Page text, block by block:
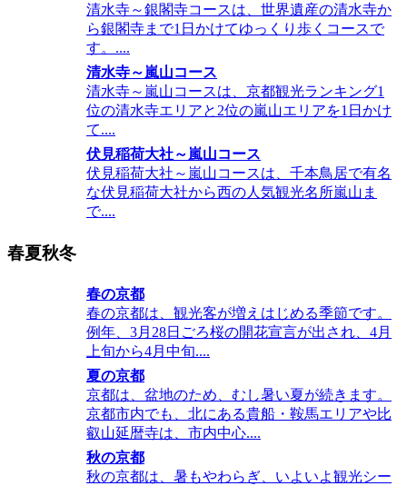
清水寺～銀閣寺コースは、世界遺産の清水寺か
ら銀閣寺まで1日かけてゆっくり歩くコースで
す。....
清水寺～嵐山コース
清水寺～嵐山コースは、京都観光ランキング1
位の清水寺エリアと2位の嵐山エリアを1日かけ
て....
伏見稲荷大社～嵐山コース
伏見稲荷大社～嵐山コースは、千本鳥居で有名
な伏見稲荷大社から西の人気観光名所嵐山ま
で....
春夏秋冬
春の京都
春の京都は、観光客が増えはじめる季節です。
例年、3月28日ごろ桜の開花宣言が出され、4月
上旬から4月中旬....
夏の京都
京都は、盆地のため、むし暑い夏が続きます。
京都市内でも、北にある貴船・鞍馬エリアや比
叡山延暦寺は、市内中心....
秋の京都
秋の京都は、暑もやわらぎ、いよいよ観光シー